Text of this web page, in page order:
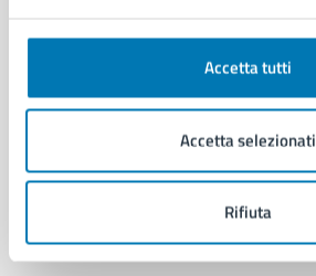
Accetta tutti
Accetta selezionati
Rifiuta
Giustizia e sicurezza pubblica
Salute, benessere e assistenza
Servizi Cimiteriali